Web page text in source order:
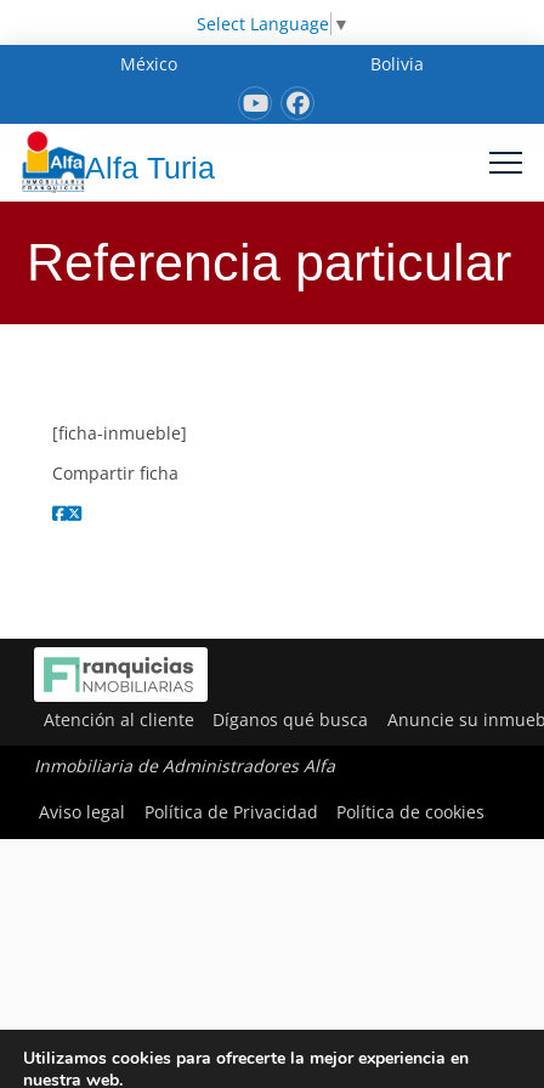
Select Language ▼
México
Bolivia
Alfa Turia
Referencia particular
[ficha-inmueble]
Compartir ficha
Atención al cliente Díganos qué busca Anuncie su
Inmobiliaria de Administradores Alfa
Aviso legal
Política de Privacidad Política de cookies
Utilizamos cookies para ofrecerte la mejor experiencia en
nuestra web.